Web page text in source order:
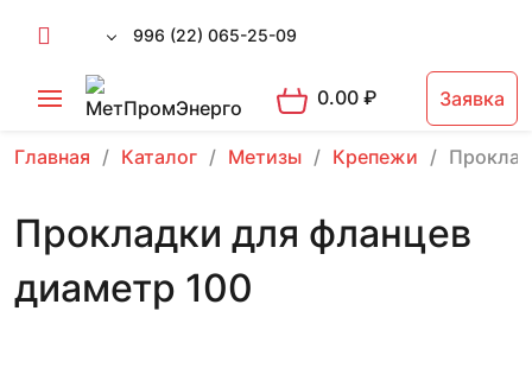
996 (22) 065-25-09
0.00₽ Заявка
Главная Каталог Метизы Крепежи
Прокладки для фланцев
диаметр 100